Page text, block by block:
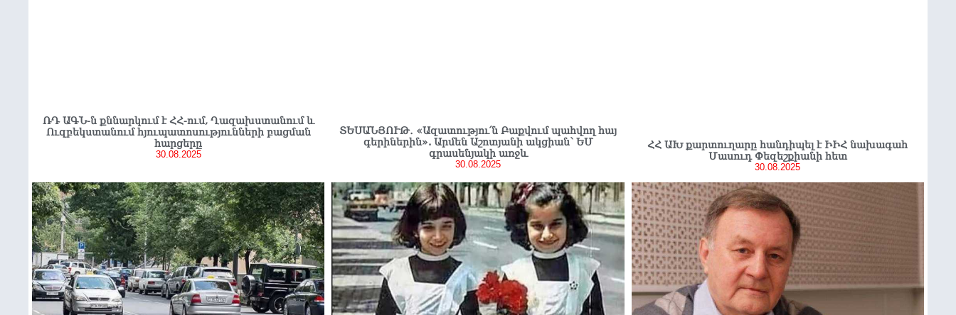
ՌԴ ԱԳՆ-ն քննարկում է ՀՀ-ում, Ղազախստանում և
Ուզբեկստանում հյուպատոսությունների բացման
հարցերը
30.08.2025
ՏԵՍԱՆՅՈՒԹ․ «Ազատությու՛ն Բաքվում պահվող հայ
գերիներին». Արմեն Աշոտյանի ակցիան՝ ԵՄ
գրասենյակի առջև
30.08.2025
ՀՀ ԱԽ քարտուղարը հանդիպել է ԻԻՀ նախագահ
Մասուդ Փեզեշքիանի հետ
30.08.2025